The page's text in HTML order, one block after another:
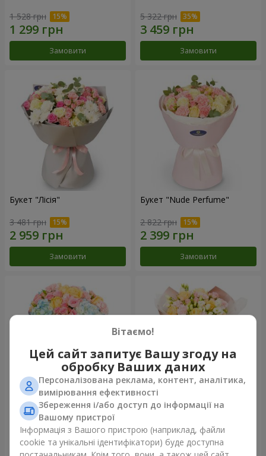
1 528 грн
Замовити
5 322 грн
Замовити
Букет "Лісія"
3 481 грн
Замовити
Букет "Nude Perfume"
2 822 грн
Замовити
Букет "Ніжність світанку"
4 132 грн
Букет "Дотик ніжності"
2 499 грн
Вітаємо!
Цей сайт запитує Вашу згоду на
обробку Ваших даних
Персоналізована реклама, контент, аналітика,
вимірювання ефективності
Збереження і/або доступ до інформації на
Вашому пристрої
Інформація з Вашого пристрою (наприклад, файли
cookie та унікальні ідентифікатори) буде доступна